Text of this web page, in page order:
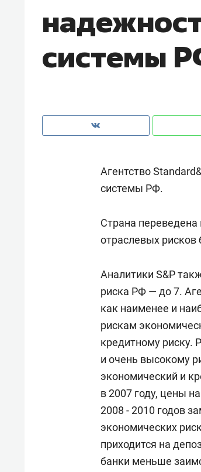
системы
Агентство
системы РФ.
Страна
отраслевых рисков
Аналитики S&P
риска РФ — до 7.
как наименее и
рискам
кредитному риску.
и очень высокому
экономический и
в 2007 году, цены
2008 - 2010 годов
экономических
приходится на
банки меньше
рынки, почему
чем интересен
Как ГК «МИР ГРУПП» и ВТБ
создают оазис жилого